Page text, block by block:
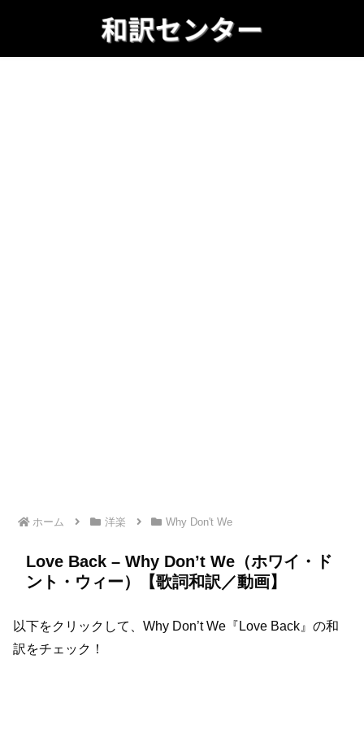
ホーム 洋楽 Why Don't We
Love Back – Why Don’t We（ホワイ・ド
ント・ウィー）【歌詞和訳／動画】
以下をクリックして、Why Don’t We『Love Back』の和
訳をチェック！